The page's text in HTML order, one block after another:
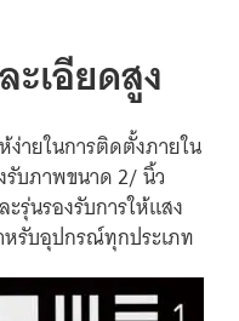
ะเอียดสูง
ง่ายในการติดตั้งภายใน
รับภาพขนาด 2/นิ้ว
ะรุ่นรองรับการให้แสง
รับอุปกรณ์ทุกประเภท